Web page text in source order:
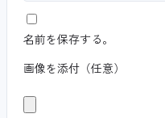
名前を保存する。
画像を添付（任意）